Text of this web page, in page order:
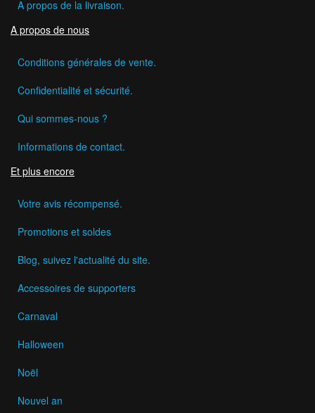
A propos de la livraison.
A propos de nous
Conditions générales de vente.
Confidentialité et sécurité.
Qui sommes-nous ?
Informations de contact.
Et plus encore
Votre avis récompensé.
Promotions et soldes
Blog, suivez l'actualité du site.
Accessoires de supporters
Carnaval
Halloween
Noël
Nouvel an